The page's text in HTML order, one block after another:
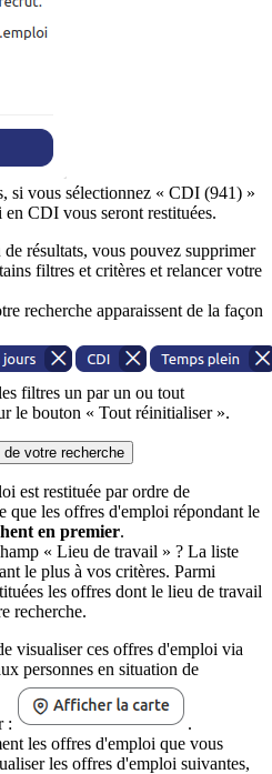
si vous sélectionnez « CDI (941) »
CDI vous seront restituées.
résultats, vous pouvez supprimer
filtres et critères et relancer votre
recherche apparaissent de la façon
filtres un par un ou tout
le bouton « Tout réinitialiser ».
votre recherche
est restituée par ordre de
que les offres d'emploi répondant le
en premier.
« Lieu de travail » ? La liste
le plus à vos critères. Parmi
les offres dont le lieu de travail
recherche.
visualiser ces offres d'emploi via
personnes en situation de
:
.
les offres d'emploi que vous
les offres d'emploi suivantes,